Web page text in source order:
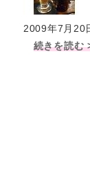
2009年7月20
続きを読む